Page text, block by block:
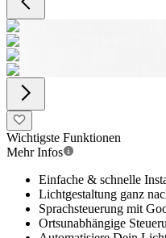
Wichtigste Funktionen
Mehr Infos
Einfache & schnelle
Lichtgestaltung ganz
Sprachsteuerung mit
Ortsunabhängige